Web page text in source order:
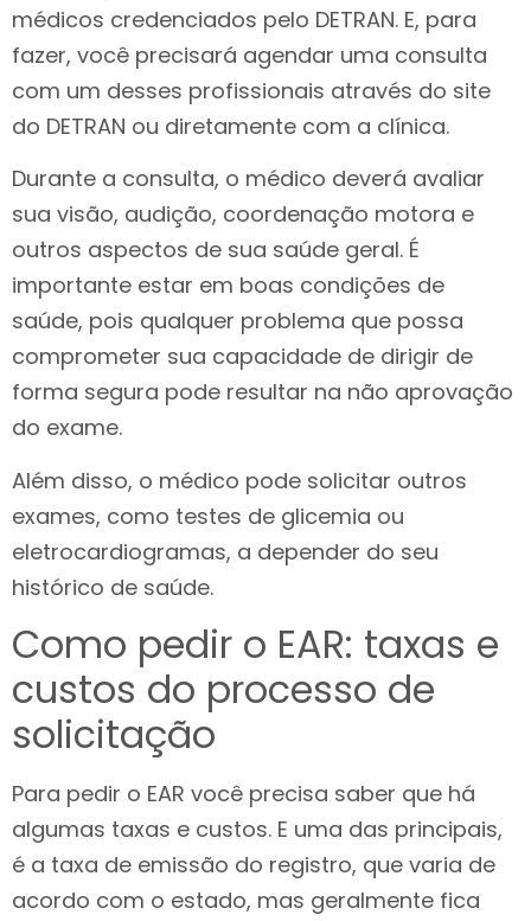
médicos credenciados pelo DETRAN. E, para
fazer, você precisará agendar uma consulta
com um desses profissionais através do site
do DETRAN ou diretamente com a clínica.
Durante a consulta, o médico deverá avaliar
sua visão, audição, coordenação motora e
outros aspectos de sua saúde geral. É
importante estar em boas condições de
saúde, pois qualquer problema que possa
comprometer sua capacidade de dirigir de
forma segura pode resultar na não aprovação
do exame.
Além disso, o médico pode solicitar outros
exames, como testes de glicemia ou
eletrocardiogramas, a depender do seu
histórico de saúde.
Como pedir o EAR: taxas e
custos do processo de
solicitação
Para pedir o EAR você precisa saber que há
algumas taxas e custos. E uma das principais,
é a taxa de emissão do registro, que varia de
acordo com o estado, mas geralmente fica